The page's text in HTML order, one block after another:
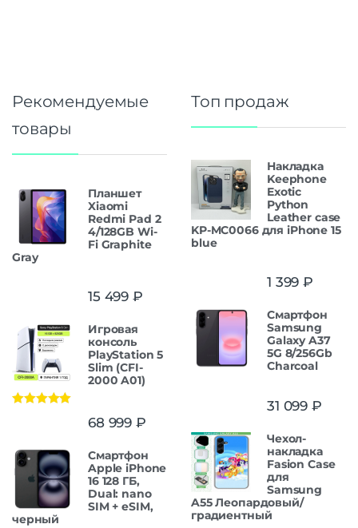
Рекомендуемые
товары
Планшет
Xiaomi
Redmi Pad 2
4/128GB Wi-
Fi Graphite
Gray
15 499 ₽
Игровая
консоль
PlayStation 5
Slim (CFI-
2000 A01)
68 999 ₽
Смартфон
Apple iPhone
16 128 ГБ,
Dual: nano
SIM + eSIM,
черный
Топ продаж
Накладка
Keephone
Exotic
Python
Leather case
KP-MC0066 для iPhone 15
blue
1 399 ₽
Смартфон
Samsung
Galaxy A37
5G 8/256Gb
Charcoal
31 099 ₽
Чехол-
накладка
Fasion Case
для
Samsung
A55 Леопардовый/
градиентный